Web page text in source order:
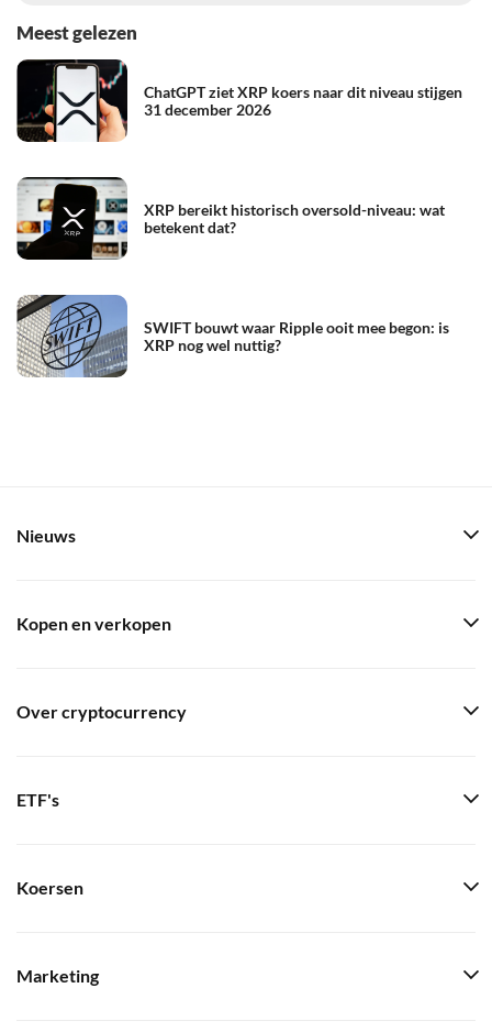
Meest gelezen
ChatGPT ziet XRP koers naar dit niveau stijgen
31 december 2026
XRP bereikt historisch oversold-niveau: wat
betekent dat?
SWIFT bouwt waar Ripple ooit mee begon: is
XRP nog wel nuttig?
Nieuws
Kopen en verkopen
Over cryptocurrency
ETF's
Koersen
Marketing